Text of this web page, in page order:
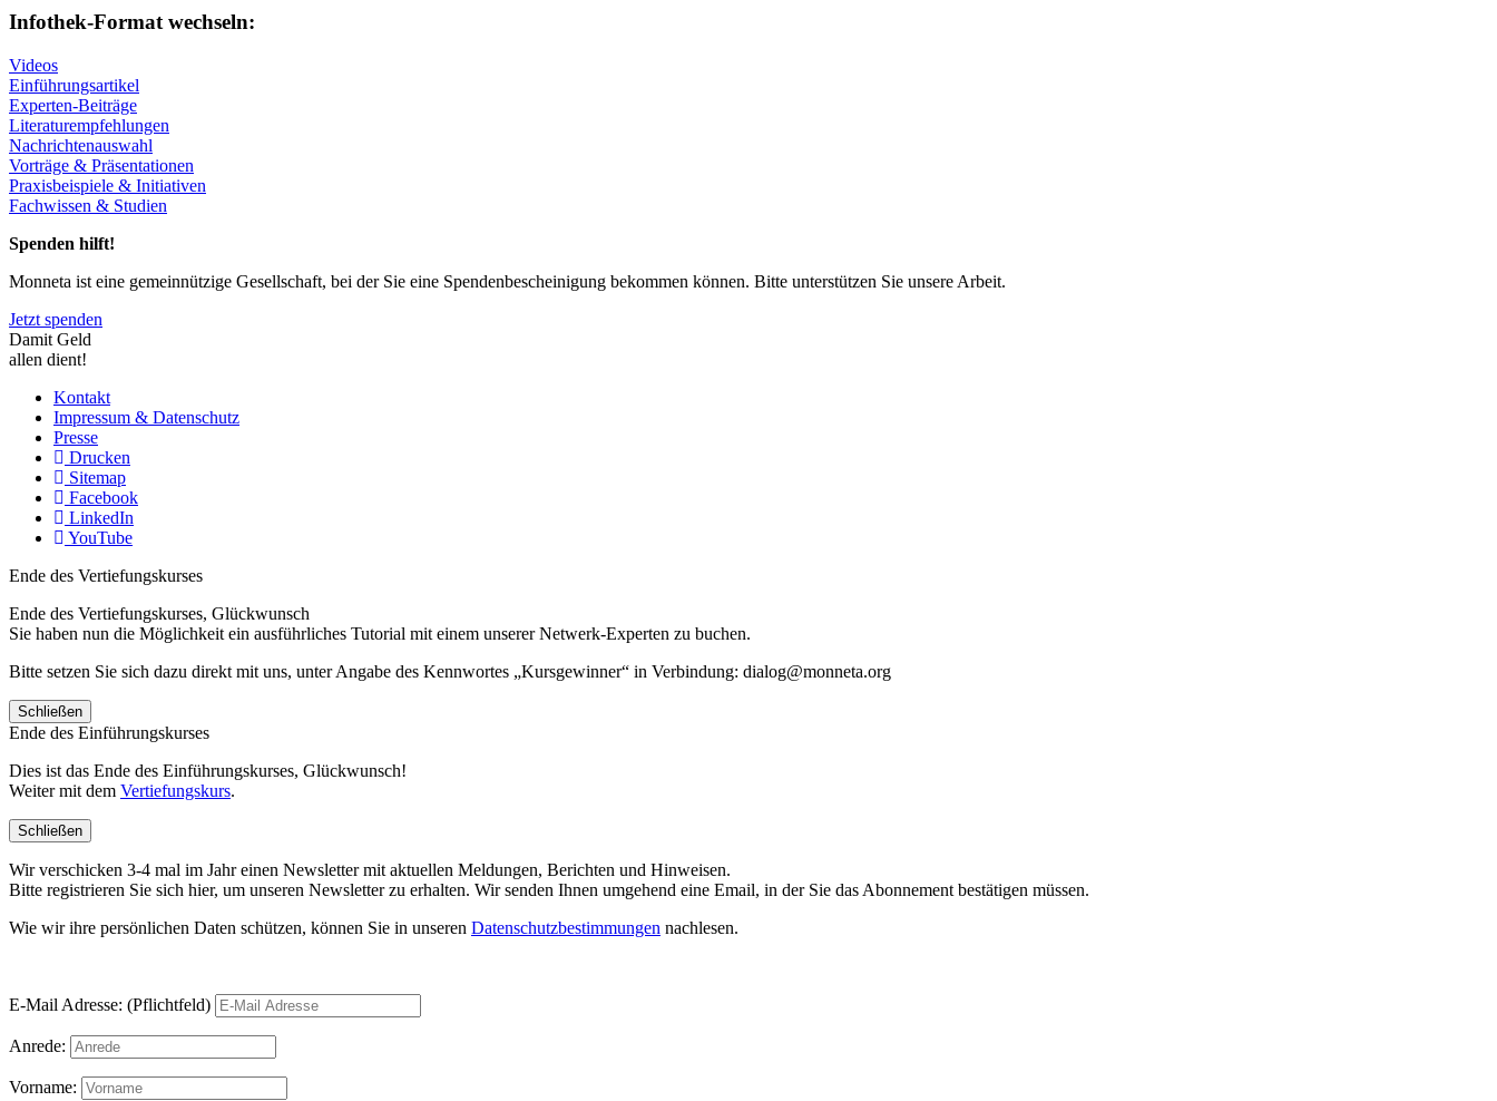
Infothek-Format wechseln:
Videos
Einführungsartikel
Experten-Beiträge
Literaturempfehlungen
Nachrichtenauswahl
Vorträge & Präsentationen
Praxisbeispiele & Initiativen
Fachwissen & Studien
Spenden hilft!
Monneta ist eine gemeinnützige Gesellschaft, bei der Sie eine Spendenbescheinigung bekommen können. Bitte unterstützen Sie unsere Arbeit.
Jetzt spenden
Damit Geld
allen dient!
Kontakt
Impressum & Datenschutz
Presse
Drucken
Sitemap
Facebook
LinkedIn
YouTube
Ende des Vertiefungskurses
Ende des Vertiefungskurses, Glückwunsch
Sie haben nun die Möglichkeit ein ausführliches Tutorial mit einem unserer Netwerk-Experten zu buchen.
Bitte setzen Sie sich dazu direkt mit uns, unter Angabe des Kennwortes „Kursgewinner“ in Verbindung: dialog@monneta.org
Schließen
Ende des Einführungskurses
Dies ist das Ende des Einführungskurses, Glückwunsch!
Weiter mit dem Vertiefungskurs.
Schließen
Wir verschicken 3-4 mal im Jahr einen Newsletter mit aktuellen Meldungen, Berichten und Hinweisen.
Bitte registrieren Sie sich hier, um unseren Newsletter zu erhalten. Wir senden Ihnen umgehend eine Email, in der Sie das Abonnement bestätigen müssen.
Wie wir ihre persönlichen Daten schützen, können Sie in unseren Datenschutzbestimmungen nachlesen.
E-Mail Adresse: (Pflichtfeld)
Anrede:
Vorname: